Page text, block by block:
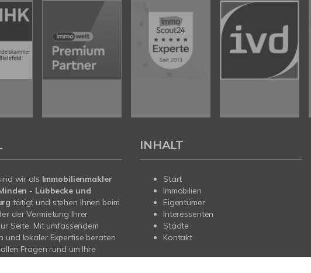
wir als Immobilienmakler
- Lübbecke und
tätigt und stehen Ihnen beim
der Vermietung Ihrer
Seite. Mit umfassendem
und lokaler Expertise beraten
Fragen rund um Ihre
Sie uns an - wir sind
INHALT
Start
Immobilien
Eigentümer
Interessenten
Städte
Kontakt